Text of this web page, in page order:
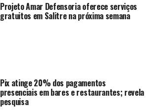
Projeto Amar Defensoria oferece serviços
gratuitos em Salitre na próxima semana
Pix atinge 20% dos pagamentos
presenciais em bares e restaurantes; revela
pesquisa